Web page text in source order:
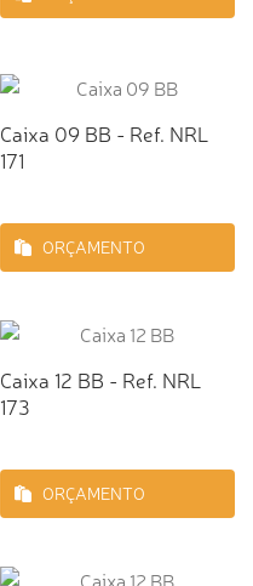
Caixa 09 BB - Ref. NRL
171
ORÇAMENTO
Caixa 12 BB - Ref. NRL
173
ORÇAMENTO